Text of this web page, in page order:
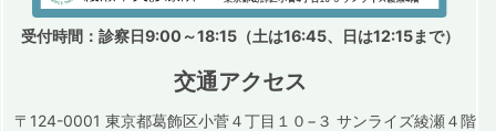
受付時間：診察日9:00～18:15（土は16:45、日は12:15まで）
交通アクセス
〒124-0001 東京都葛飾区小菅４丁目１０−３ サンライズ綾瀬４階